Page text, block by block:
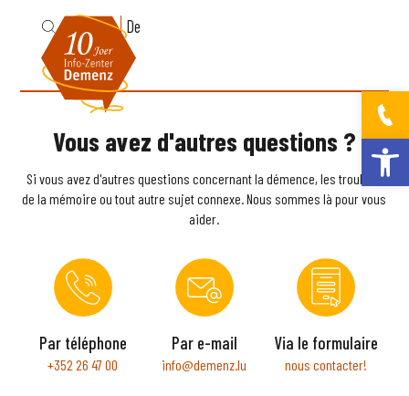
Ouvrir la
Fr De
Vous avez d'autres questions ?
Si vous avez d'autres questions concernant la démence, les troubles
de la mémoire ou tout autre sujet connexe. Nous sommes là pour vous
aider.
Par téléphone
+352 26 47 00
Par e-mail
info@demenz.lu
Via le formulaire
nous contacter!